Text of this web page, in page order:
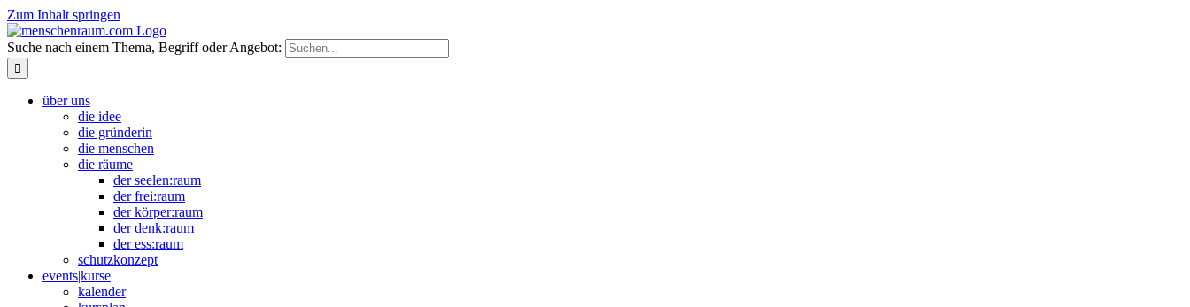
Zum Inhalt springen
Suche nach einem Thema, Begriff oder Angebot:
über uns
die idee
die gründerin
die menschen
die räume
der seelen:raum
der frei:raum
der körper:raum
der denk:raum
der ess:raum
schutzkonzept
events|kurse
kalender